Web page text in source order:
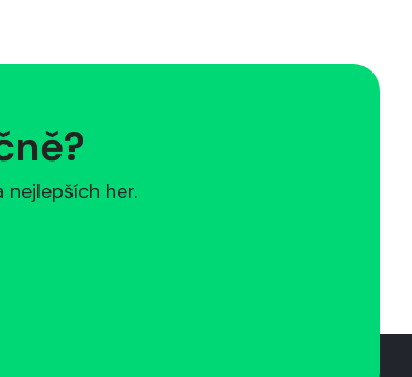
her.